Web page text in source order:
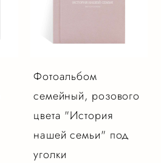
Фотоальбом
семейный, розового
цвета "История
нашей семьи" под
уголки